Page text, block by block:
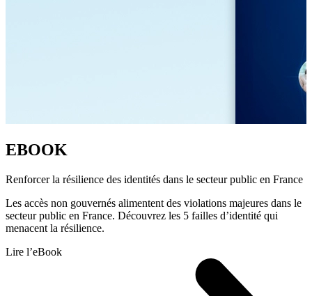
EBOOK
Renforcer la résilience des identités dans le secteur public en France
Les accès non gouvernés alimentent des violations majeures dans le
secteur public en France. Découvrez les 5 failles d’identité qui
menacent la résilience.
Lire l’eBook